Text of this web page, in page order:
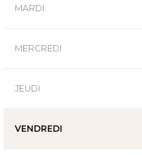
MARDI
MERCREDI
JEUDI
VENDREDI